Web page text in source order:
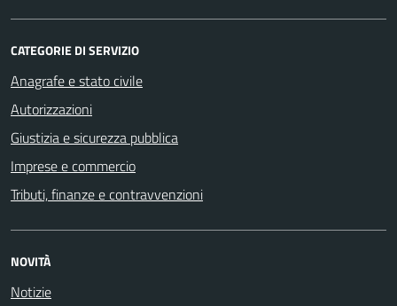
CATEGORIE DI SERVIZIO
Anagrafe e stato civile
Autorizzazioni
Giustizia e sicurezza pubblica
Imprese e commercio
Tributi, finanze e contravvenzioni
NOVITÀ
Notizie